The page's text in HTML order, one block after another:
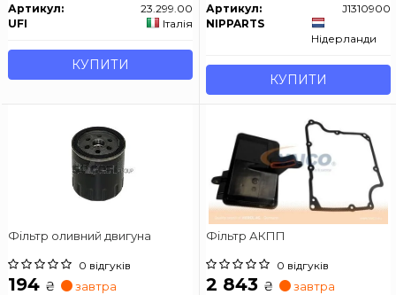
Артикул:
23.299.00
UFI
Італія
КУПИТИ
Артикул:
J1310900
NIPPARTS
Нідерланди
КУПИТИ
Фільтр оливний двигуна
0 відгуків
194 ₴ завтра
Фільтр АКПП
0 відгуків
2 843 ₴ завтра